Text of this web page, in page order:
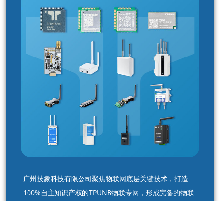
广州技象科技有限公司聚焦物联网底层关键技术，打造
100%自主知识产权的TPUNB物联专网，形成完备的物联